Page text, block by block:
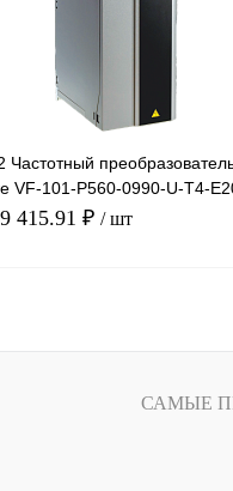
Частотный
VF-101-P560-0990-U-T4-
9
415.91 ₽ / шт
САМЫЕ